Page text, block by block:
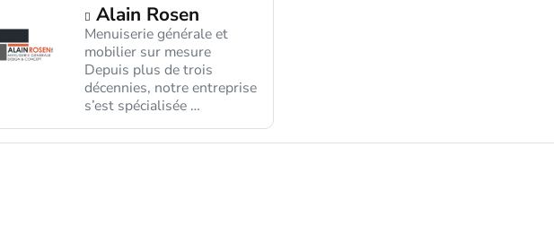
Alain Rosen
Menuiserie générale et
mobilier sur mesure
Depuis plus de trois
décennies, notre entreprise
s’est spécialisée …